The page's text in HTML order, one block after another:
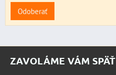
Odoberať
ZAVOLÁME VÁM SPÄŤ